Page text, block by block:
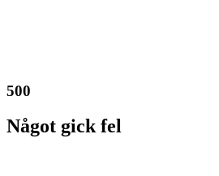
500
Något gick fel